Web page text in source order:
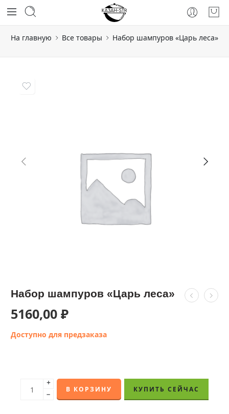
На главную Все товары Набор шампуров «Царь леса»
Набор шампуров «Царь леса»
5160,00 ₽
Доступно для предзаказа
+
−
В КОРЗИНУ КУПИТЬ СЕЙЧАС